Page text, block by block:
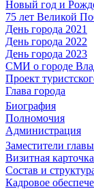
Новый год и
75 лет Великой
День города 2021
День города 2022
День города 2023
СМИ о городе
Проект
Глава города
Биография
Полномочия
Администрация
Заместители
Визитная карточка
Состав и
Кадровое